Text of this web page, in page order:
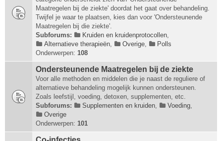
Maatregelen bij de ziekte' doordat het gaat over behandeling.
Twijfel je waar te plaatsen, kies dan voor 'Ondersteunende
Maatregelen bij die ziekte'.
Subforums:
Kruiden en kruidenprotocollen,
Alternatieve therapieën, Overige,
Polls
Onderwerpen: 108
Ondersteunende Maatregelen bij de ziekte
Voor alle methoden en middelen die je naast de reguliere of
alternatieve behandeling mogelijk kunnen ondersteunen.
Zoals leefstijl, voeding, detoxen, supplementen, etc.
Subforums:
Supplementen en kruiden, Voeding,
Overige
Onderwerpen: 101